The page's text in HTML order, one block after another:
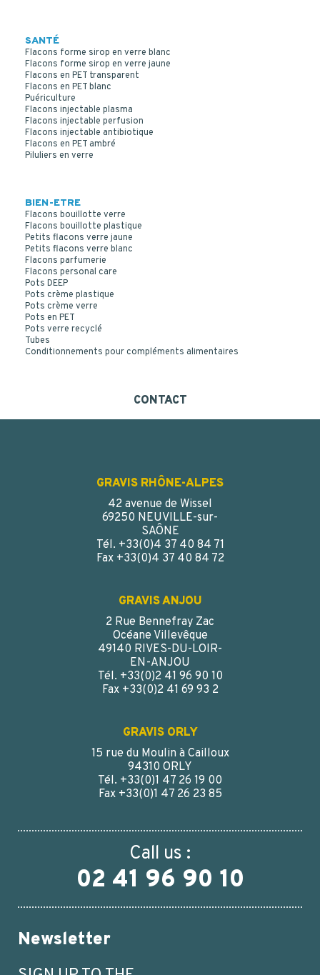
SANTÉ
Flacons forme sirop en verre blanc
Flacons forme sirop en verre jaune
Flacons en PET transparent
Flacons en PET blanc
Puériculture
Flacons injectable plasma
Flacons injectable perfusion
Flacons injectable antibiotique
Flacons en PET ambré
Piluliers en verre
BIEN-ETRE
Flacons bouillotte verre
Flacons bouillotte plastique
Petits flacons verre jaune
Petits flacons verre blanc
Flacons parfumerie
Flacons personal care
Pots DEEP
Pots crème plastique
Pots crème verre
Pots en PET
Pots verre recyclé
Tubes
Conditionnements pour compléments alimentaires
CONTACT
GRAVIS RHÔNE-ALPES
42 avenue de Wissel
69250 NEUVILLE-sur-
SAÔNE
Tél. +33(0)4 37 40 84 71
Fax +33(0)4 37 40 84 72
GRAVIS ANJOU
2 Rue Bennefray Zac
Océane Villevêque
49140 RIVES-DU-LOIR-
EN-ANJOU
Tél. +33(0)2 41 96 90 10
Fax +33(0)2 41 69 93 2
GRAVIS ORLY
15 rue du Moulin à Cailloux
94310 ORLY
Tél. +33(0)1 47 26 19 00
Fax +33(0)1 47 26 23 85
Call us :
02 41 96 90 10
Newsletter